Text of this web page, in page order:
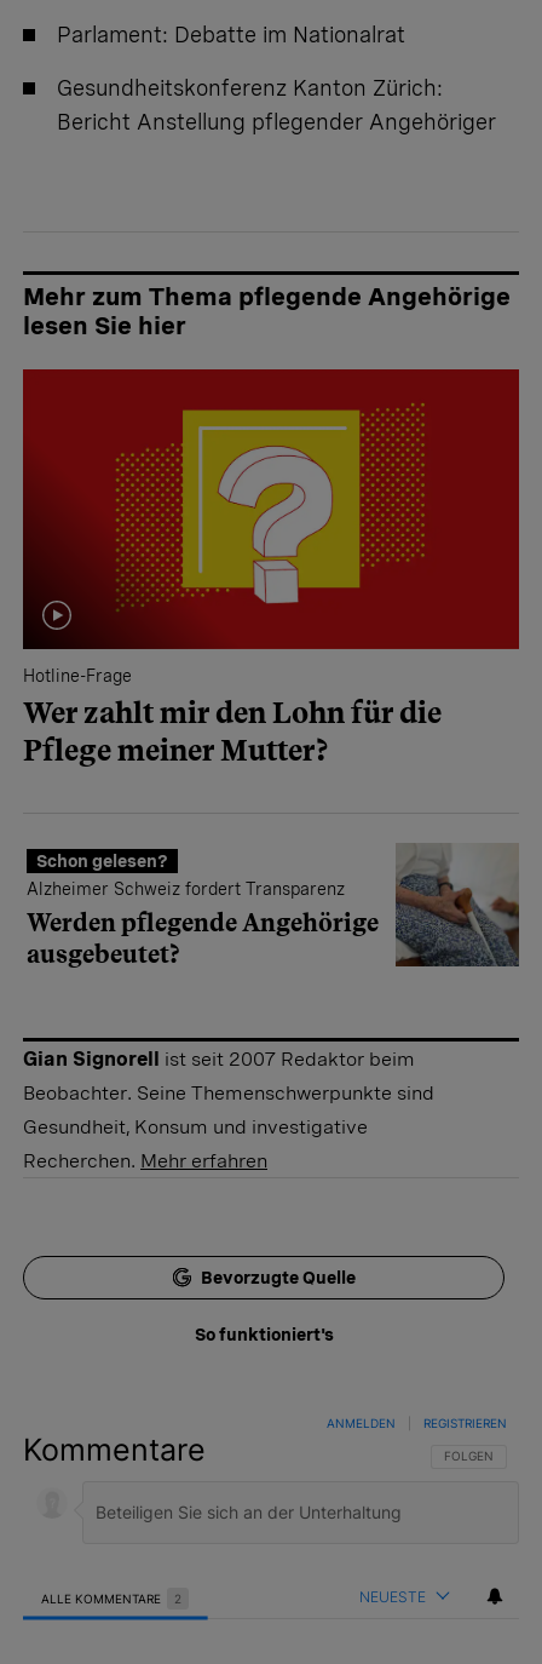
Parlament: Debatte im Nationalrat
Gesundheitskonferenz Kanton Zürich:
Bericht Anstellung pflegender Angehöriger
Mehr zum Thema pflegende Angehörige
lesen Sie hier
Hotline-Frage
Wer zahlt mir den Lohn für die
Pflege meiner Mutter?
Schon gelesen?
Alzheimer Schweiz fordert Transparenz
Werden pflegende Angehörige
ausgebeutet?
Gian Signorell ist seit 2007 Redaktor beim
Beobachter. Seine Themenschwerpunkte sind
Gesundheit, Konsum und investigative
Recherchen. Mehr erfahren
Bevorzugte Quelle
So funktioniert's
Kommentare FOLGE DIESER
FOLGEN
ANMELDEN REGISTRIEREN
ALLE KOMMENTARE 2 NEUESTE